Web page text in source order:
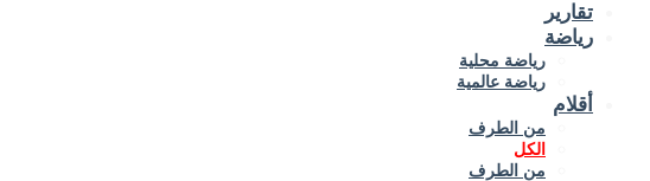
تقارير
رياضة
رياضة محلية
رياضة عالمية
أقلام
من الطرف
الكل
من الطرف